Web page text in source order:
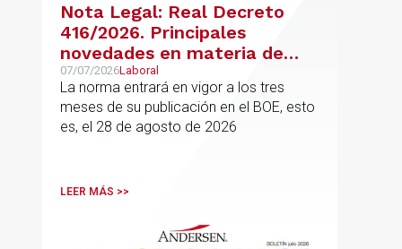
Nota Legal: Real Decreto
416/2026. Principales
novedades en materia de
jubilación flexible y jubilación
demorada
07/07/2026Laboral
La norma entrará en vigor a los tres
meses de su publicación en el BOE, esto
es, el 28 de agosto de 2026
LEER MÁS >>